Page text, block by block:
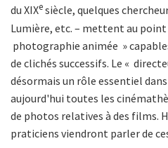
du XIXesiècle, quelques
Lumière, etc. – mettent au point
photographie animée »
de clichés successifs. Le «
désormais un rôle essentiel
aujourd'hui toutes les
de photos relatives à des films.
praticiens viendront parler de